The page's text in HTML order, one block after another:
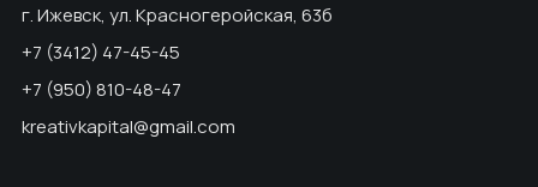
г. Ижевск, ул. Красногеройская, 63б
+7 (3412) 47-45-45
+7 (950) 810-48-47
kreativkapital@gmail.com